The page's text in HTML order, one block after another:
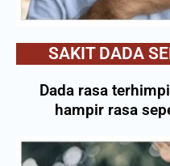
SAKIT DADA
Dada rasa
hampir rasa